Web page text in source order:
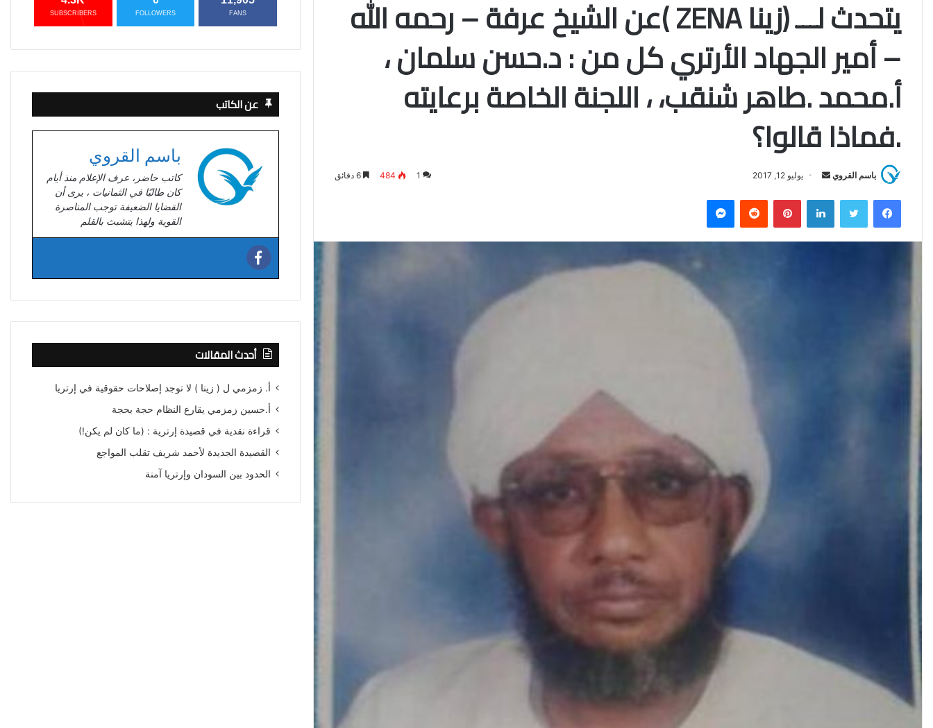
يتحدث لـــ (زينا ZENA )عن الشيخ عرفة – رحمه الله
– أمير الجهاد الأرتري كل من : د.حسن سلمان ،
أ.محمد .طاهر شنقب، ، اللجنة الخاصة برعايته
.فماذا قالوا؟
باسم القروي
س
ب
يوليو 12, 2017 1
484
فيسبوك لينكدإن بينتيريست
FANS
FOLLOWERS
SUBSCRIBERS
عن الكاتب
باسم القروي
كاتب حاضر، عرف الإعلام منذ أيام
كان طالبًا في الثمانيات ، يرى أن
القضايا الضعيفة توجب المناصرة
القوية ولهذا يتشبث بالقلم
أحدث المقالات
أ. زمزمي ل ( زينا ) لا توجد إصلاحات حقوقية في إرتريا
أ.حسين زمزمي يقارع النظام حجة بحجة
قراءة نقدية في قصيدة إرترية : (ما كان لم يكن!)
القصيدة الجديدة لأحمد شريف تقلب المواجع
الحدود بين السودان وإرتريا آمنة